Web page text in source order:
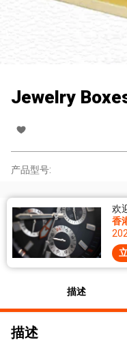
Jewelry
产品型号:
欢
香
描述
描述